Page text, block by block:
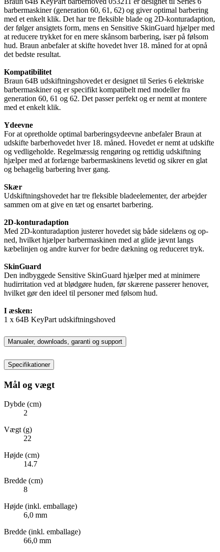
barbermaskiner (generation 60, 61, 62) og giver optimal barbering
med et enkelt klik. Det har tre fleksible blade og 2D-konturadaption,
der følger ansigtets form, mens en Sensitive SkinGuard hjælper med
at reducere trykket for en mere skånsom barbering, især på følsom
hud. Braun anbefaler at skifte hovedet hver 18. måned for at opnå
det bedste resultat.
Kompatibilitet
Braun 64B udskiftningshovedet er designet til Series 6 elektriske
barbermaskiner og er specifikt kompatibelt med modeller fra
generation 60, 61 og 62. Det passer perfekt og er nemt at montere
med et enkelt klik.
Ydeevne
For at opretholde optimal barberingsydeevne anbefaler Braun at
udskifte barberhovedet hver 18. måned. Hovedet er nemt at udskifte
og vedligeholde. Regelmæssig rengøring og rettidig udskiftning
hjælper med at forlænge barbermaskinens levetid og sikrer en glat
og behagelig barbering hver gang.
Skær
Udskiftningshovedet har tre fleksible bladeelementer, der arbejder
sammen om at give en tæt og ensartet barbering.
2D-konturadaption
Med 2D-konturadaption justerer hovedet sig både sidelæns og op-
ned, hvilket hjælper barbermaskinen med at glide jævnt langs
kæbelinjen og andre kurver for bedre dækning og reduceret tryk.
SkinGuard
Den indbyggede Sensitive SkinGuard hjælper med at minimere
hudirritation ved at blødgøre huden, før skærene passerer henover,
hvilket gør den ideel til personer med følsom hud.
I æsken:
1 x 64B KeyPart udskiftningshoved
Manualer, downloads, garanti og support
Specifikationer
Mål og vægt
Dybde (cm)
2
Vægt (g)
22
Højde (cm)
14.7
Bredde (cm)
8
Højde (inkl. emballage)
6,0 mm
Bredde (inkl. emballage)
66,0 mm